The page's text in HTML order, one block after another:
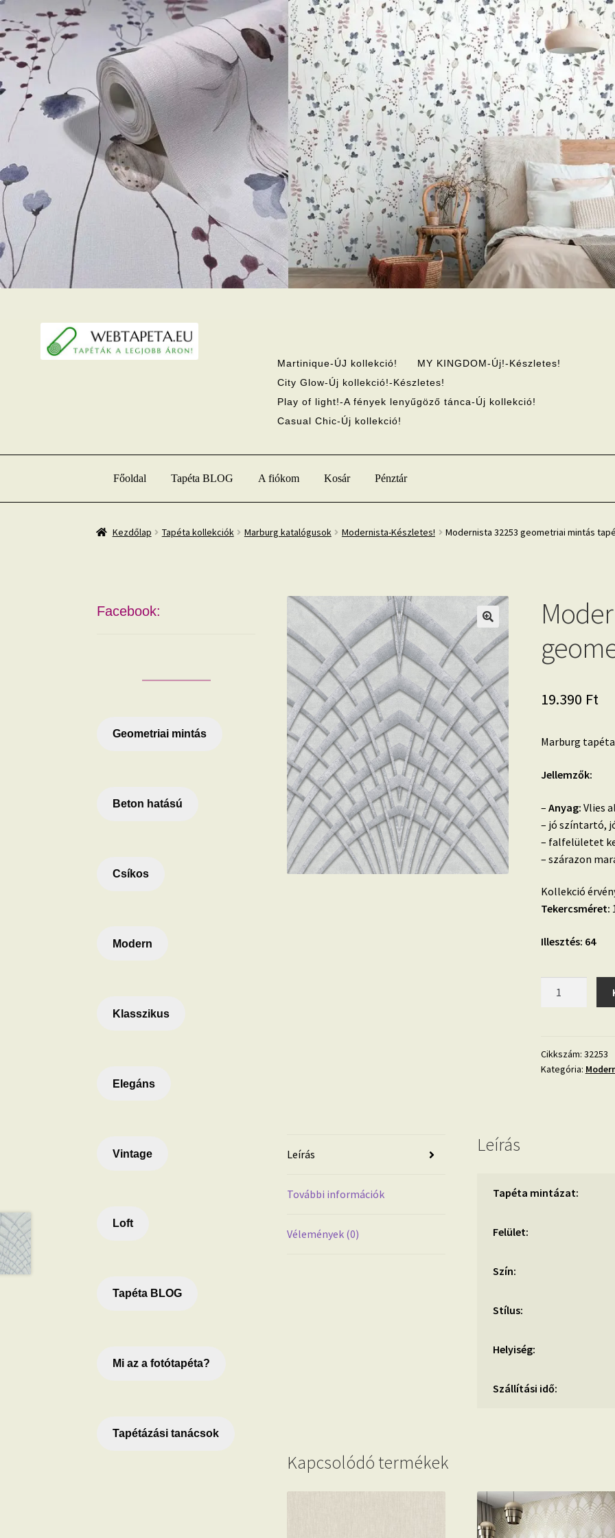
Ugrás
a
navigációhoz
Kilépés
a
tartalomba
Martinique-ÚJ kollekció!
MY KINGDOM-Új!-Készletes!
City Glow-Új kollekció!-Készletes!
Play of light!-A fények lenyűgöző tánca-Új kollekció!
Casual Chic-Új kollekció!
Főoldal Tapéta BLOG A fiókom Kosár Pénztár
Kezdőlap Tapéta kollekciók Marburg katalógusok Modernista-Készletes! Modernista 32253 geometriai mintás
19.390 Ft
Marburg
Jellemzők:
– Anyag: Vlies
– jó színtartó,
– falfelületet
– szárazon
Kollekció
Tekercsméret:
Illesztés: 64
tapéta
mennyiség
Cikkszám: 32253
Kategória:
Leírás
További információk
Vélemények (0)
Leírás
Tapéta mintázat:
Felület:
Szín:
Stílus:
Helyiség:
Szállítási idő:
Kapcsolódó termékek
Facebook:
Geometriai mintás
Beton hatású
Csíkos
Modern
Klasszikus
Elegáns
Vintage
Loft
Tapéta BLOG
Mi az a fotótapéta?
Tapétázási tanácsok